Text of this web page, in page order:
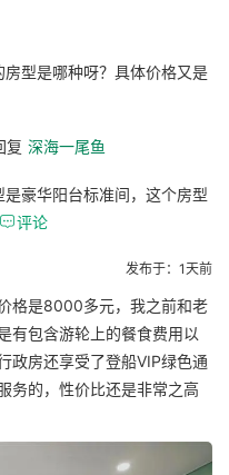
型是哪种呀？具体价格又是
复 深海一尾鱼
豪华阳台标准间，这个房型
评论
发布于：1天前
格是8000多元，我之前和老
有包含游轮上的餐食费用以
政房还享受了登船VIP绿色通
务的，性价比还是非常之高